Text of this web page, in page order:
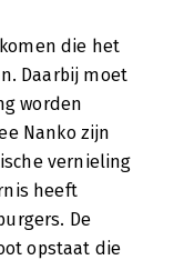
die het
Daarbij moet
worden
Nanko zijn
vernieling
heeft
De
opstaat die